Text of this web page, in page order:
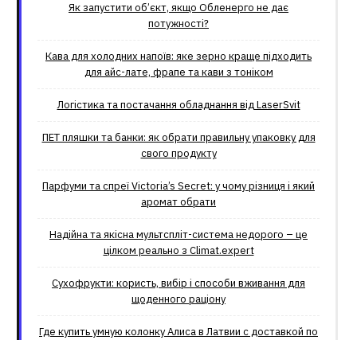
Як запустити об’єкт, якщо Обленерго не дає
потужності?
Кава для холодних напоїв: яке зерно краще підходить
для айс-лате, фрапе та кави з тоніком
Логістика та постачання обладнання від LaserSvit
ПЕТ пляшки та банки: як обрати правильну упаковку для
свого продукту
Парфуми та спреї Victoria’s Secret: у чому різниця і який
аромат обрати
Надійна та якісна мультспліт-система недорого – це
цілком реально з Climat.еxpert
Сухофрукти: користь, вибір і способи вживання для
щоденного раціону
Где купить умную колонку Алиса в Латвии с доставкой по